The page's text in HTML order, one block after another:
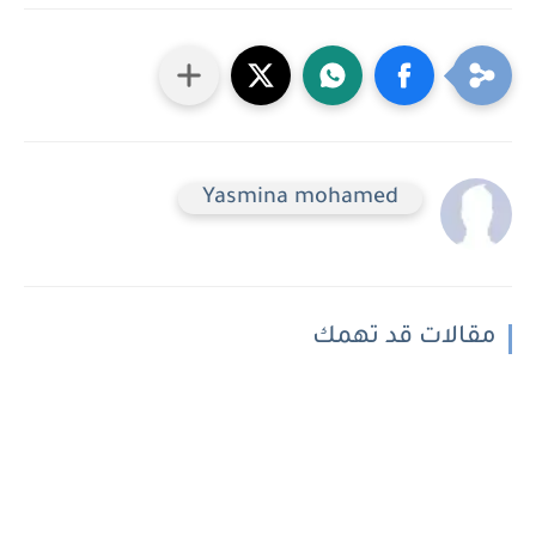
Yasmina mohamed
مقالات قد تهمك